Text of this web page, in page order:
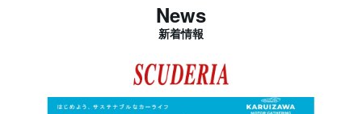
News
新着情報